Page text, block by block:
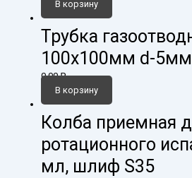
В корзину
Трубка
100х100мм d-5мм
0,00₽
В корзину
Колба приемная
ротационного
мл, шлиф S35